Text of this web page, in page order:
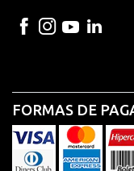
FORMAS DE